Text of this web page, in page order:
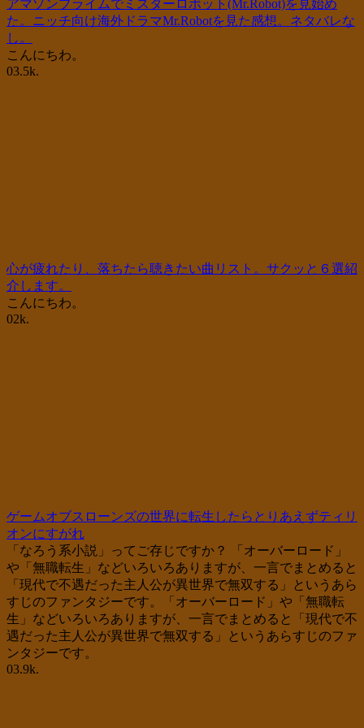
アマゾンプライムでミスターロボット(Mr.Robot)を見始め
た。ニッチ向け海外ドラマMr.Robotを見た感想。ネタバレな
し。
こんにちわ。
03.5k.
心が疲れたり、落ちたら聴きたい曲リスト。サクッと６選紹
介します。
こんにちわ。
02k.
ゲームオブスローンズの世界に転生したらとりあえずティリ
オンにすがれ
「なろう系小説」ってご存じですか？ 「オーバーロード」
や「無職転生」などいろいろありますが、一言でまとめると
「現代で不遇だった主人公が異世界で無双する」というあら
すじのファンタジーです。「オーバーロード」や「無職転
生」などいろいろありますが、一言でまとめると「現代で不
遇だった主人公が異世界で無双する」というあらすじのファ
ンタジーです。
03.9k.